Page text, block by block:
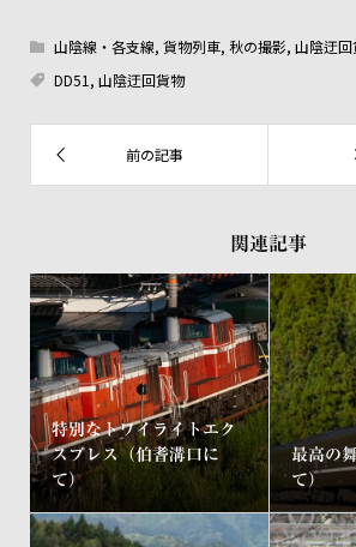
山陰線・各支線, 貨物列車, 秋の撮影, 山陰迂回
DD51 , 山陰迂回貨物
関連記事
特別なトワイライトエク
スプレス（伯耆溝口に
て）
最高の
て）